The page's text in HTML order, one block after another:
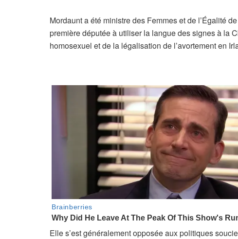
Mordaunt a été ministre des Femmes et de l’Égalité
première députée à utiliser la langue des signes à la
homosexuel et de la légalisation de l’avortement en
Elle s’est généralement opposée aux politiques